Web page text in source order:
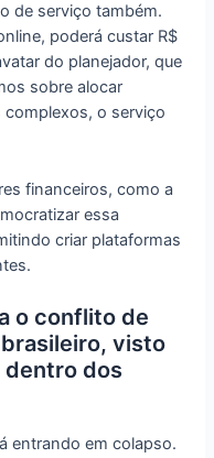
de serviço também.
poderá custar R$
do planejador, que
sobre alocar
o serviço
financeiros, como a
essa
criar plataformas
o conflito de
visto
dentro dos
entrando em colapso.